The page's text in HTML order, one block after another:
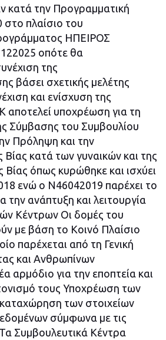
κατά την Προγραμματική
πλαίσιο του
ΗΠΕΙΡΟΣ
οπότε θα
της
βάσει σχετικής μελέτης
και ενίσχυση της
αποτελεί υποχρέωση για τη
Σύμβασης του Συμβουλίου
Πρόληψη και την
κατά των γυναικών και της
Βίας όπως κυρώθηκε και ισχύει
ενώ ο Ν46042019 παρέχει το
την ανάπτυξη και λειτουργία
Κέντρων Οι δομές του
με βάση το Κοινό Πλαίσιο
παρέχεται από τη Γενική
και Ανθρωπίνων
αρμόδιο για την εποπτεία και
τους Υποχρέωση των
των στοιχείων
σύμφωνα με τις
Συμβουλευτικά Κέντρα